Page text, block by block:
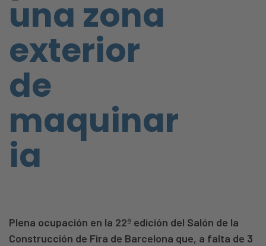
una zona
exterior
de
maquinar
ia
Plena ocupación en la 22ª edición del Salón de la
Construcción de Fira de Barcelona que, a falta de 3